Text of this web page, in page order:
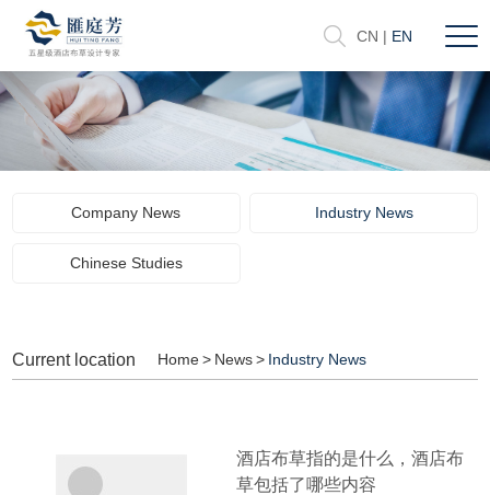
CN | EN
Company News Industry News
Chinese Studies
Current location Home > News > Industry News
酒店布草指的是什么，酒店布
草包括了哪些内容